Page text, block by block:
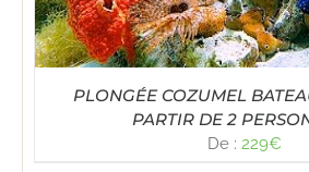
PLONGÉE COZUMEL
PARTIR DE 2
De : 229€